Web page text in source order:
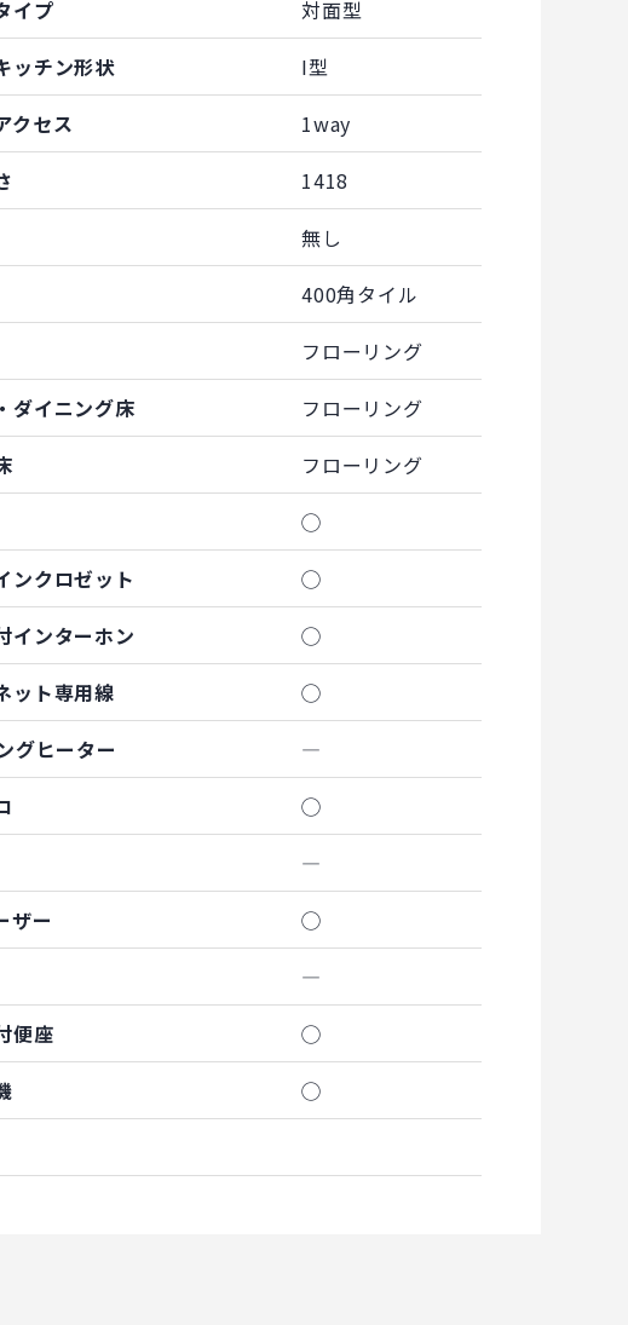
イプ
対面型
ッチン形状
I型
クセス
1way
1418
無し
400角タイル
フローリング
ダイニング床
フローリング
フローリング
◯
ンクロゼット
◯
インターホン
◯
ット専用線
◯
グヒーター
―
◯
―
ザー
◯
―
便座
◯
◯